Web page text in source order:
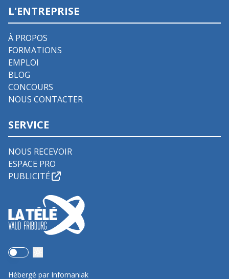
L'ENTREPRISE
À PROPOS
FORMATIONS
EMPLOI
BLOG
CONCOURS
NOUS CONTACTER
SERVICE
NOUS RECEVOIR
ESPACE PRO
PUBLICITÉ
Use setting
Hébergé par Infomaniak